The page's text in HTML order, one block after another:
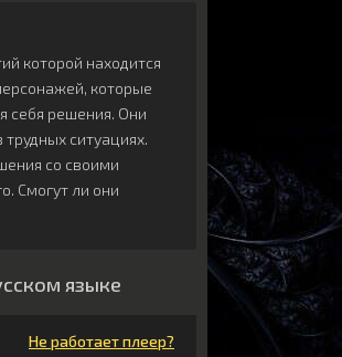
которой находится
которые
себя решения. Они
ситуациях.
со своими
Смогут ли они
языке
Не работает плеер?